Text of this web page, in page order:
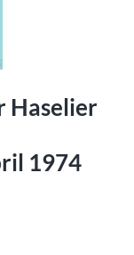
Haselier
1974